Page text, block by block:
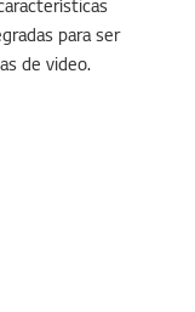
para ser
de video.